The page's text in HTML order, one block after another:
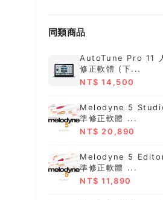
同類商品
AutoTune Pro 11
修正軟體 (下...
NT$ 14,500
Melodyne 5
準修正軟體 ...
NT$ 20,890
Melodyne 5
準修正軟體 ...
NT$ 11,890